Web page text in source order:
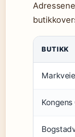
BUTIKK